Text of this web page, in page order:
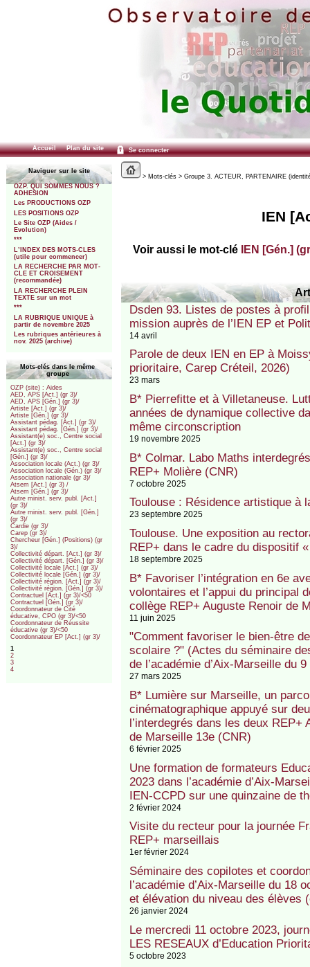
Accueil Plan du site Se connecter
Naviguer sur le site
OZP. QUI SOMMES NOUS ?
ADHESION
Les PRODUCTIONS OZP
LES POSITIONS OZP
Le Site OZP (Aides /
Evolution)
***
L’INDEX DES MOTS-CLES
(utile pour commencer)
LA RECHERCHE PAR MOT-
CLE ET CROISEMENT
(recommandée)
LA RECHERCHE PLEIN
TEXTE sur un mot
***
LA RUBRIQUE UNIQUE à
partir de novembre 2025
Les rubriques antérieures à
nov. 2025 (archive)
Mots-clés dans le même
groupe
OZP (site) : Aides
AED, APS [Act.] (gr 3)/
AED, APS [Gén.] (gr 3)/
Artiste [Act.] (gr 3)/
Artiste [Gén.] (gr 3)/
Assistant pédag. [Act.] (gr 3)/
Assistant pédag. [Gén.] (gr 3)/
Assistant(e) soc., Centre social
[Act.] (gr 3)/
Assistant(e) soc., Centre social
[Gén.] (gr 3)/
Association locale (Act.) (gr 3)/
Association locale (Gén.) (gr 3)/
Association nationale (gr 3)/
Atsem [Act.] (gr 3) /
Atsem [Gén.] (gr 3)/
Autre minist. serv. publ. [Act.]
(gr 3)/
Autre minist. serv. publ. [Gén.]
(gr 3)/
Cardie (gr 3)/
Carep (gr 3)/
Chercheur [Gén.] (Positions) (gr
3)/
Collectivité départ. [Act.] (gr 3)/
Collectivité départ. [Gén.] (gr 3)/
Collectivité locale [Act.] (gr 3)/
Collectivité locale [Gén.] (gr 3)/
Collectivité région. [Act.] (gr 3)/
Collectivité région. [Gén.] (gr 3)/
Contractuel [Act.] (gr 3)/<50
Contractuel [Gén.] (gr 3)/
Coordonnateur de Cité
éducative, CPO (gr 3)/<50
Coordonnateur de Réussite
éducative (gr 3)/<50
Coordonnateur EP [Act.] (gr 3)/
1
2
3
4
> Mots-clés > Groupe 3. ACTEUR, PARTENAIRE
IEN
Voir aussi le mot-clé IEN [Gén.]
Dsden 93. Listes de postes à
mission auprès de l’IEN EP et
14 avril
Parole de deux IEN en EP à
prioritaire, Carep Créteil, 2026)
23 mars
B* Pierrefitte et à Villetaneuse.
années de dynamique collective
même circonscription
19 novembre 2025
B* Colmar. Labo Maths
REP+ Molière (CNR)
7 octobre 2025
Toulouse : Résidence artistique à
23 septembre 2025
Toulouse. Une exposition au
REP+ dans le cadre du dispositif
18 septembre 2025
B* Favoriser l’intégration en 6e
volontaires et l’appui du principal
collège REP+ Auguste Renoir de
11 juin 2025
"Comment favoriser le bien-être
scolaire ?" (Actes du séminaire
de l’académie d’Aix-Marseille du
27 mars 2025
B* Lumière sur Marseille, un
cinématographique appuyé sur
l’interdegrés dans les deux REP+
de Marseille 13e (CNR)
6 février 2025
Une formation de formateurs
2023 dans l’académie d’Aix-
IEN-CCPD sur une quinzaine de
2 février 2024
Visite du recteur pour la journée
REP+ marseillais
1er février 2024
Séminaire des copilotes et
l’académie d’Aix-Marseille du 18
et élévation du niveau des élèves
26 janvier 2024
Le mercredi 11 octobre 2023,
LES RESEAUX d’Education
5 octobre 2023